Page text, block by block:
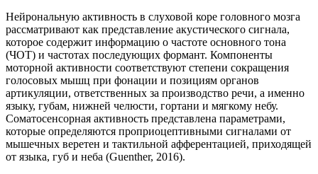
Нейрональную активность в слуховой коре головного мозга
рассматривают как представление акустического сигнала,
которое содержит информацию о частоте основного тона
(ЧОТ) и частотах последующих формант. Компоненты
моторной активности соответствуют степени сокращения
голосовых мышц при фонации и позициям органов
артикуляции, ответственных за производство речи, а именно
языку, губам, нижней челюсти, гортани и мягкому небу.
Соматосенсорная активность представлена параметрами,
которые определяются проприоцептивными сигналами от
мышечных веретен и тактильной афферентацией, приходящей
от языка, губ и неба (Guenther, 2016).